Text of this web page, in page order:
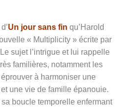
Un jour sans fin qu’Harold
« Multiplicity » écrite par
sujet l’intrigue et lui rappelle
familières, notamment les
à harmoniser une
une vie de famille épanouie.
boucle temporelle enfermant